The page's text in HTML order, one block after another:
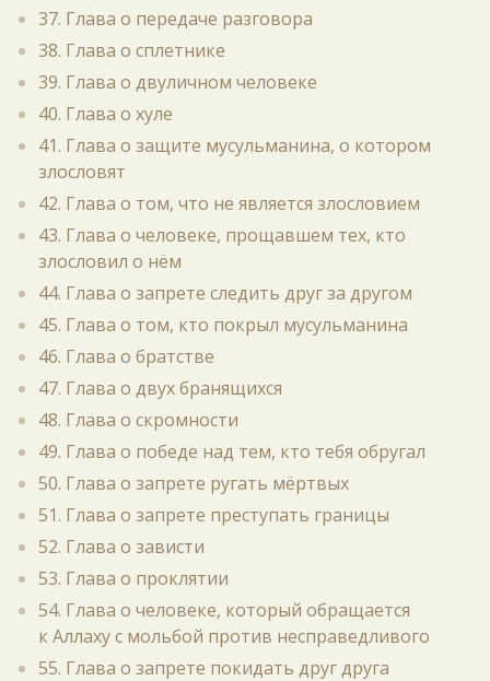
37. Глава о передаче разговора
38. Глава о сплетнике
39. Глава о двуличном человеке
40. Глава о хуле
41. Глава о защите мусульманина, о котором
злословят
42. Глава о том, что не является злословием
43. Глава о человеке, прощавшем тех, кто
злословил о нём
44. Глава о запрете следить друг за другом
45. Глава о том, кто покрыл мусульманина
46. Глава о братстве
47. Глава о двух бранящихся
48. Глава о скромности
49. Глава о победе над тем, кто тебя обругал
50. Глава о запрете ругать мёртвых
51. Глава о запрете преступать границы
52. Глава о зависти
53. Глава о проклятии
54. Глава о человеке, который обращается
к Аллаху с мольбой против несправедливого
55. Глава о запрете покидать друг друга